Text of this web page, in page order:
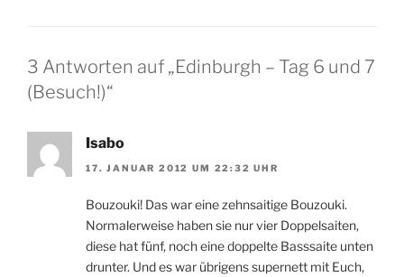
3 Antworten auf „Edinburgh – Tag 6 und 7
(Besuch!)“
Isabo
17. JANUAR 2012 UM 22:32 UHR
Bouzouki! Das war eine zehnsaitige Bouzouki.
Normalerweise haben sie nur vier Doppelsaiten,
diese hat fünf, noch eine doppelte Basssaite unten
drunter. Und es war übrigens supernett mit Euch,